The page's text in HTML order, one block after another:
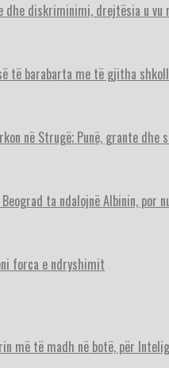
dhe diskriminimi, drejtësia u vu
të barabarta me të gjitha
në Strugë; Punë, grante dhe
ta ndalojnë Albinin, por
forca e ndryshimit
më të madh në botë, për